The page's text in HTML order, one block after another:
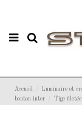
Accueil Luminaire et
bouton inter
Tige